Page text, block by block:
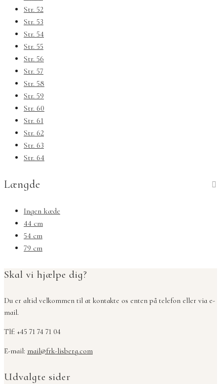
Str. 52
Str. 53
Str. 54
Str. 55
Str. 56
Str. 57
Str. 58
Str. 59
Str. 60
Str. 61
Str. 62
Str. 63
Str. 64
Længde
Ingen kæde
44 cm
54 cm
79 cm
Skal vi hjælpe dig?
Du er altid velkommen til at kontakte os enten på telefon eller via e-
mail.
Tlf: +45 71 74 71 04
E-mail: mail@frk-lisberg.com
Udvalgte sider